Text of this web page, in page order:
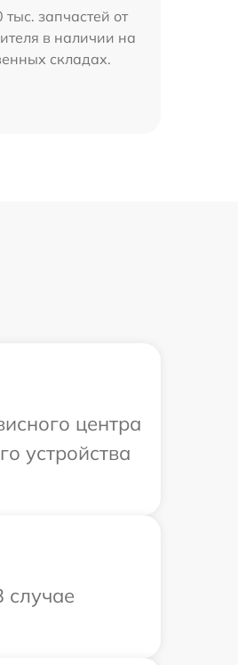
тыс. запчастей от
в наличии на
складах.
центра
устройства
случае